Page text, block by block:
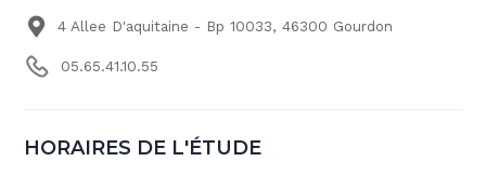
4 Allee D'aquitaine - Bp 10033, 46300 Gourdon
05.65.41.10.55
HORAIRES DE L'ÉTUDE